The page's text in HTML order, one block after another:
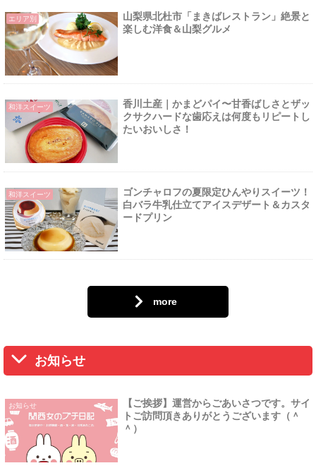
エリア別
山梨県北杜市「まきばレストラン」絶景と
楽しむ洋食＆山梨グルメ
和洋スイーツ
香川土産｜かまどパイ〜甘香ばしさとザッ
クサクハードな歯応えは何度もリピートし
たいおいしさ！
和洋スイーツ
ゴンチャロフの夏限定ひんやりスイーツ！
白バラ牛乳仕立てアイスデザート＆カスタ
ードプリン
more
お知らせ
お知らせ
【ご挨拶】運営からごあいさつです。サイ
トご訪問頂きありがとうございます（＾
＾）